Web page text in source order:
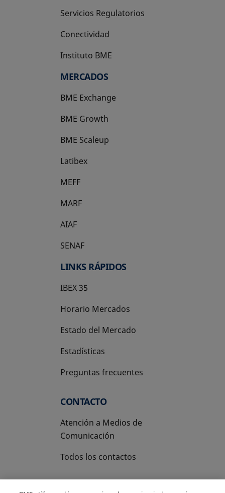
Servicios Regulatorios
Conectividad
Instituto BME
se abre en una pestaña nueva
MERCADOS
BME Exchange
BME Growth
se abre en una pestaña nueva
BME Scaleup
se abre en una pestaña nueva
Latibex
se abre en una pestaña nueva
MEFF
se abre en una pestaña nueva
MARF
AIAF
SENAF
LINKS RÁPIDOS
IBEX 35
Horario Mercados
Estado del Mercado
Estadísticas
Preguntas frecuentes
CONTACTO
Atención a Medios de
Comunicación
Todos los contactos